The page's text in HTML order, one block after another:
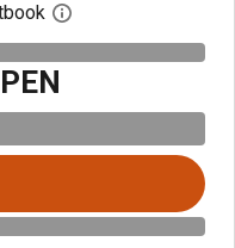
Abre el cuadro de